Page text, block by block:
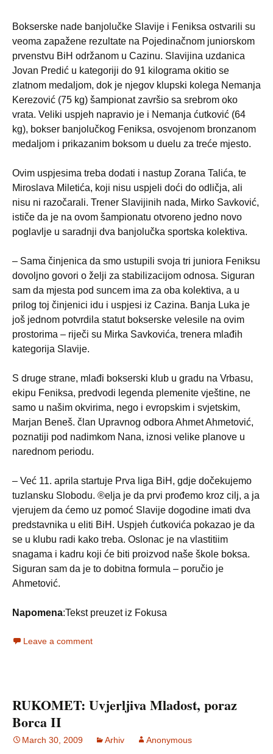
Bokserske nade banjolučke Slavije i Feniksa ostvarili su
veoma zapažene rezultate na Pojedinačnom juniorskom
prvenstvu BiH održanom u Cazinu. Slavijina uzdanica
Jovan Predić u kategoriji do 91 kilograma okitio se
zlatnom medaljom, dok je njegov klupski kolega Nemanja
Kerezović (75 kg) šampionat završio sa srebrom oko
vrata. Veliki uspjeh napravio je i Nemanja ćutković (64
kg), bokser banjolučkog Feniksa, osvojenom bronzanom
medaljom i prikazanim boksom u duelu za treće mjesto.
Ovim uspjesima treba dodati i nastup Zorana Talića, te
Miroslava Miletića, koji nisu uspjeli doći do odličja, ali
nisu ni razočarali. Trener Slavijinih nada, Mirko Savković,
ističe da je na ovom šampionatu otvoreno jedno novo
poglavlje u saradnji dva banjolučka sportska kolektiva.
– Sama činjenica da smo ustupili svoja tri juniora Feniksu
dovoljno govori o želji za stabilizacijom odnosa. Siguran
sam da mjesta pod suncem ima za oba kolektiva, a u
prilog toj činjenici idu i uspjesi iz Cazina. Banja Luka je
još jednom potvrdila statut bokserske velesile na ovim
prostorima – riječi su Mirka Savkovića, trenera mlađih
kategorija Slavije.
S druge strane, mlađi bokserski klub u gradu na Vrbasu,
ekipu Feniksa, predvodi legenda plemenite vještine, ne
samo u našim okvirima, nego i evropskim i svjetskim,
Marjan Beneš. član Upravnog odbora Ahmet Ahmetović,
poznatiji pod nadimkom Nana, iznosi velike planove u
narednom periodu.
– Već 11. aprila startuje Prva liga BiH, gdje dočekujemo
tuzlansku Slobodu. ®elja je da prvi prođemo kroz cilj, a ja
vjerujem da ćemo uz pomoć Slavije dogodine imati dva
predstavnika u eliti BiH. Uspjeh ćutkovića pokazao je da
se u klubu radi kako treba. Oslonac je na vlastitiim
snagama i kadru koji će biti proizvod naše škole boksa.
Siguran sam da je to dobitna formula – poručio je
Ahmetović.
Napomena:Tekst preuzet iz Fokusa
Leave a comment
RUKOMET: Uvjerljiva Mladost, poraz
Borca II
March 30, 2009 Arhiv Anonymous